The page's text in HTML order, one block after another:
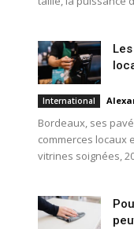
International
Bordeaux, ses
commerces locaux
vitrines soignées,